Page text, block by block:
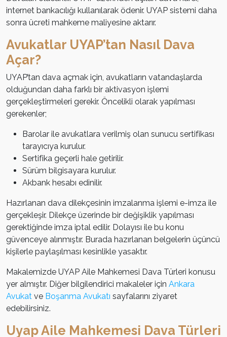
internet bankacılığı kullanılarak ödenir. UYAP sistemi daha
sonra ücreti mahkeme maliyesine aktarır.
Avukatlar UYAP’tan Nasıl Dava
Açar?
UYAP’tan dava açmak için, avukatların vatandaşlarda
olduğundan daha farklı bir aktivasyon işlemi
gerçekleştirmeleri gerekir. Öncelikli olarak yapılması
gerekenler;
Barolar ile avukatlara verilmiş olan sunucu sertifikası
tarayıcıya kurulur.
Sertifika geçerli hale getirilir.
Sürüm bilgisayara kurulur.
Akbank hesabı edinilir.
Hazırlanan dava dilekçesinin imzalanma işlemi e-imza ile
gerçekleşir. Dilekçe üzerinde bir değişiklik yapılması
gerektiğinde imza iptal edilir. Dolayısı ile bu konu
güvenceye alınmıştır. Burada hazırlanan belgelerin üçüncü
kişilerle paylaşılması kesinlikle yasaktır.
Makalemizde UYAP Aile Mahkemesi Dava Türleri konusu
yer almıştır. Diğer bilgilendirici makaleler için Ankara
Avukat ve Boşanma Avukatı sayfalarını ziyaret
edebilirsiniz.
Uyap Aile Mahkemesi Dava Türleri